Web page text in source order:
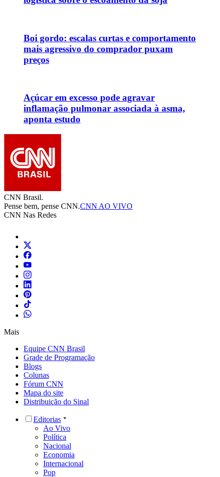
Boi gordo: escalas curtas e comportamento
mais agressivo do comprador puxam
preços
Açúcar em excesso pode agravar
inflamação pulmonar associada à asma,
aponta estudo
CNN Brasil.
Pense bem, pense CNN.CNN AO VIVO
CNN Nas Redes
Mais
Equipe CNN Brasil
Grade de Programação
Blogs
Colunas
Fórum CNN
Mapa do site
Distribuição do Sinal
Editorias
Ao Vivo
Política
Nacional
Economia
Internacional
Pop